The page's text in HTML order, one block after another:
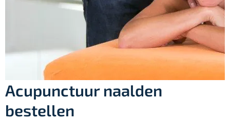
Acupunctuur naalden
bestellen